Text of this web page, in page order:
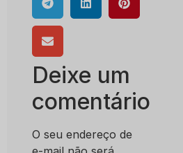
Deixe um
comentário
O seu endereço de